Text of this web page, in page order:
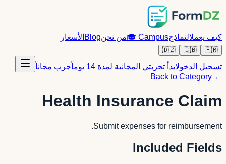
كيف يعملالنماذجCampus
🎓من نحنBlog الأسعار
🇫🇷
🇬🇧
🇩🇿
تسجيل الدخولابدأ تجربتي المجانية لمدة 14 يوماً
جرب مجاناً
← Back to Category
Health Insurance Claim
Submit expenses for reimbursement.
Included Fields